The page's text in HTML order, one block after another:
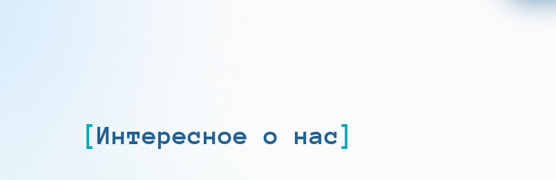
Интересное о нас